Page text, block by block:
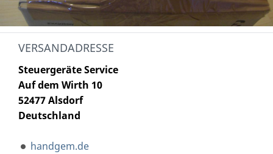
VERSANDADRESSE
Steuergeräte Service
Auf dem Wirth 10
52477 Alsdorf
Deutschland
handgem.de